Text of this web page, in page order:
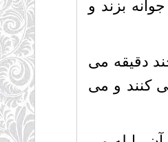
بزند و
دقیقه می
کنند و می